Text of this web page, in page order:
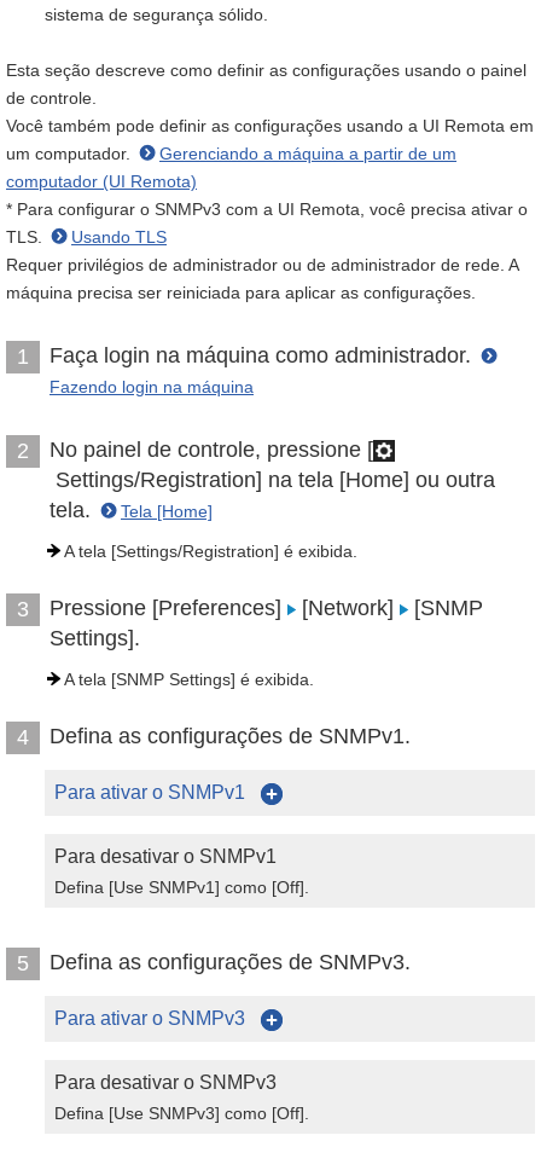
sistema de segurança sólido.
Esta seção descreve como definir as configurações usando o painel
de controle.
Você também pode definir as configurações usando a UI Remota em
um computador.
Gerenciando a máquina a partir de um
computador (UI Remota)
* Para configurar o SNMPv3 com a UI Remota, você precisa ativar o
TLS.
Usando TLS
Requer privilégios de administrador ou de administrador de rede. A
máquina precisa ser reiniciada para aplicar as configurações.
1 Faça login na máquina como administrador.
Fazendo login na máquina
2
No painel de controle, pressione [
Settings/Registration] na tela [Home] ou outra
tela.
Tela [Home]
A tela [Settings/Registration] é exibida.
3 Pressione [Preferences] [Network]
[SNMP
Settings].
A tela [SNMP Settings] é exibida.
4 Defina as configurações de SNMPv1.
Para ativar o SNMPv1
Para desativar o SNMPv1
Defina [Use SNMPv1] como [Off].
5 Defina as configurações de SNMPv3.
Para ativar o SNMPv3
Para desativar o SNMPv3
Defina [Use SNMPv3] como [Off].